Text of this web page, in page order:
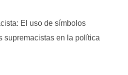
El uso de símbolos
supremacistas en la política